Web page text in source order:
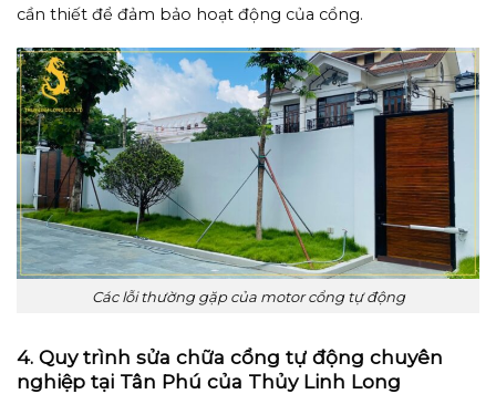
cần thiết để đảm bảo hoạt động của cổng.
Các lỗi thường gặp của motor cổng tự động
4. Quy trình sửa chữa cổng tự động chuyên
nghiệp tại Tân Phú của Thủy Linh Long